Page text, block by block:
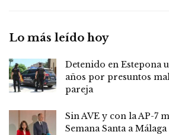
Lo más leído hoy
Detenido en Estepona
años por presuntos
pareja
Sin AVE y con la AP-7
Semana Santa a Málaga